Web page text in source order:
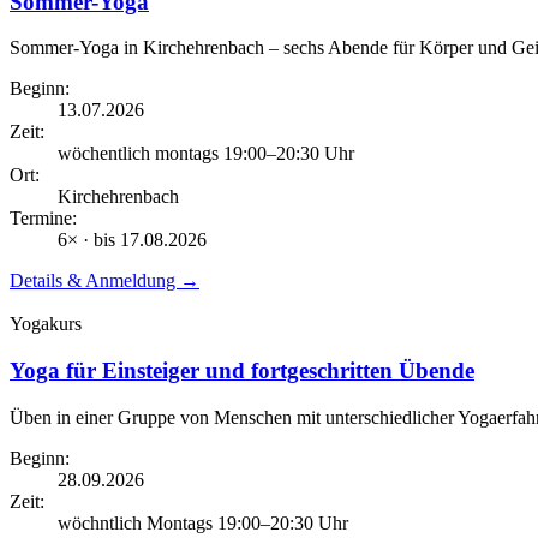
Sommer-Yoga in Kirchehrenbach – sechs Abende für Körper und
Beginn:
13.07.2026
Zeit:
wöchentlich montags 19:00–20:30 Uhr
Ort:
Kirchehrenbach
Termine:
6× · bis 17.08.2026
Details & Anmeldung →
Yogakurs
Yoga für Einsteiger und fortgeschritten Übende
Üben in einer Gruppe von Menschen mit unterschiedlicher
Beginn:
28.09.2026
Zeit:
wöchntlich Montags 19:00–20:30 Uhr